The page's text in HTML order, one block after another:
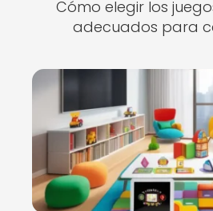
Cómo elegir los
adecuados para